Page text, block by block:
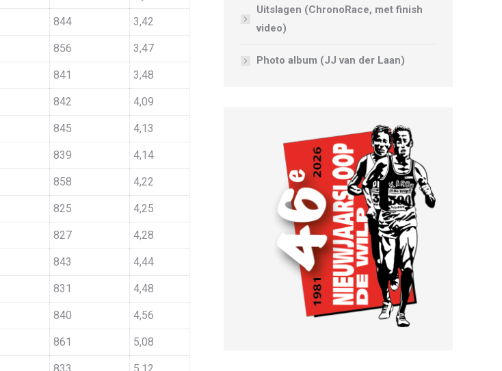
844 3,42
856 3,47
841 3,48
842 4,09
845 4,13
839 4,14
858 4,22
825 4,25
827 4,28
843 4,44
831 4,48
840 4,56
861 5,08
Uitslagen (ChronoRace, met finish
video)
Photo album (JJ van der Laan)